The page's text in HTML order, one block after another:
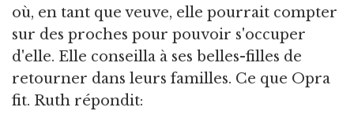
où, en tant que veuve, elle pourrait compter
sur des proches pour pouvoir s'occuper
d'elle. Elle conseilla à ses belles-filles de
retourner dans leurs familles. Ce que Opra
fit. Ruth répondit: